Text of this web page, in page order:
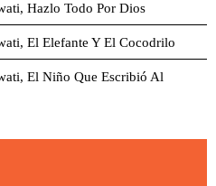
Hazlo Todo Por Dios
El Elefante Y El Cocodrilo
El Niño Que Escribió Al